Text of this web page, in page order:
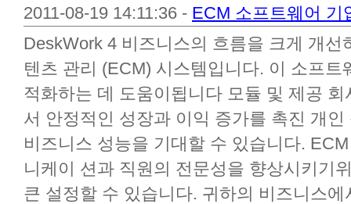
2011-08-19 14:11:36 - ECM 소프트웨어 기
DeskWork 4 비즈니스의 흐름을 크게 개
텐츠 관리 (ECM) 시스템입니다. 이 소프
적화하는 데 도움이됩니다 모듈 및 제공
서 안정적인 성장과 이익 증가를 촉진 개
비즈니스 성능을 기대할 수 있습니다.
니케이 션과 직원의 전문성을 향상시키기
큰 설정할 수 있습니다. 귀하의 비즈니스